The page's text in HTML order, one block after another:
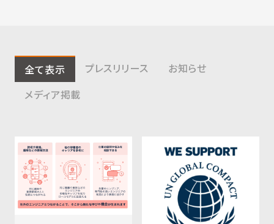
全て表示 プレスリリース
お知らせ
メディア掲載